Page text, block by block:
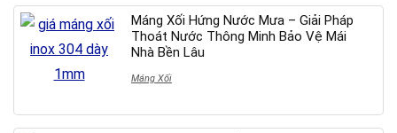
Máng Xối Hứng Nước Mưa – Giải Pháp
Thoát Nước Thông Minh Bảo Vệ Mái
Nhà Bền Lâu
Máng Xối